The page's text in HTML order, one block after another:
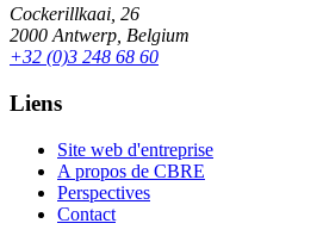
Cockerillkaai, 26
2000 Antwerp, Belgium
+32 (0)3 248 68 60
Liens
Site web d'entreprise
A propos de CBRE
Perspectives
Contact